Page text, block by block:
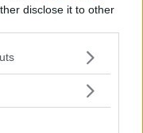
disclose it to other
one or more Google
You may click to
in below Google
camelie